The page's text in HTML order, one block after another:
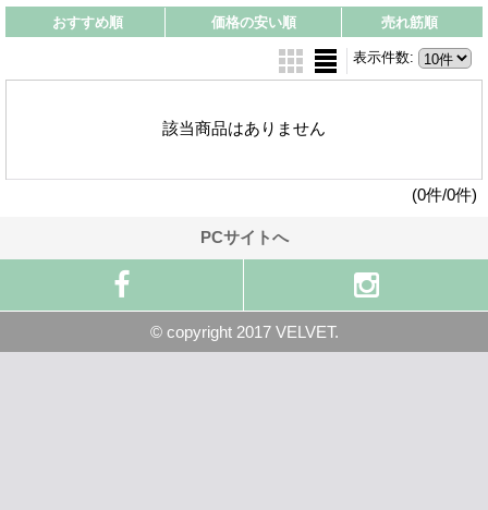
おすすめ順 価格の安い順 売れ筋順
表示件数:
該当商品はありません
(0件/0件)
PCサイトへ
© copyright 2017 VELVET.